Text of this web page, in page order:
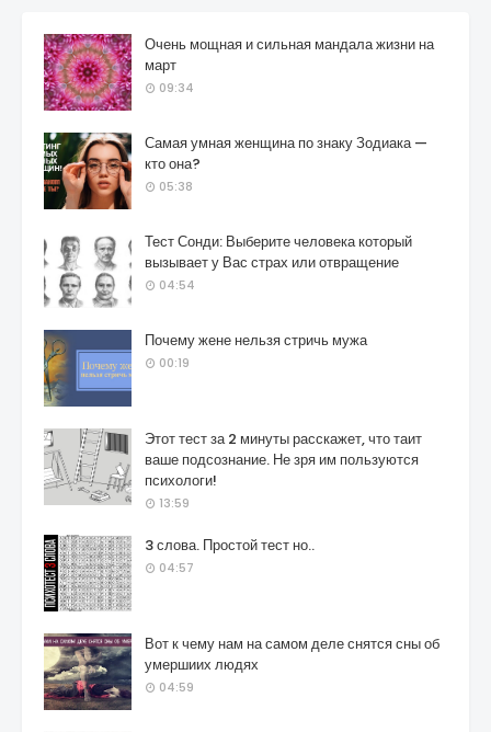
Очень мощная и сильная мандала жизни на
март
09:34
Самая умная женщина по знаку Зодиака —
кто она?
05:38
Тест Сонди: Выберите человека который
вызывает у Вас страх или отвращение
04:54
Почему жене нельзя стричь мужа
00:19
Этот тест за 2 минуты расскажет, что таит
ваше подсознание. Не зря им пользуются
психологи!
13:59
3 слова. Простой тест но..
04:57
Вот к чему нам на самом деле снятся сны об
умершиих людях
04:59